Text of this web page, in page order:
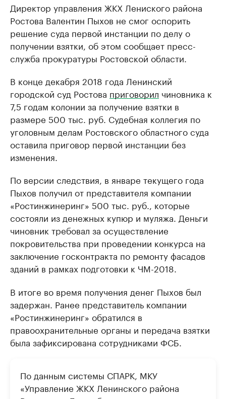
Директор управления ЖКХ Лениского района
Ростова Валентин Пыхов не смог оспорить
решение суда первой инстанции по делу о
получении взятки, об этом сообщает пресс-
служба прокуратуры Ростовской области.
В конце декабря 2018 года Ленинский
городской суд Ростова приговорил чиновника к
7,5 годам колонии за получение взятки в
размере 500 тыс. руб. Судебная коллегия по
уголовным делам Ростовского областного суда
оставила приговор первой инстанции без
изменения.
По версии следствия, в январе текущего года
Пыхов получил от представителя компании
«Ростинжинеринг» 500 тыс. руб., которые
состояли из денежных купюр и муляжа. Деньги
чиновник требовал за осуществление
покровительства при проведении конкурса на
заключение госконтракта по ремонту фасадов
зданий в рамках подготовки к ЧМ-2018.
В итоге во время получения денег Пыхов был
задержан. Ранее представитель компании
«Ростинжинеринг» обратился в
правоохранительные органы и передача взятки
была зафиксирована сотрудниками ФСБ.
По данным системы СПАРК, МКУ
«Управление ЖКХ Ленинского района